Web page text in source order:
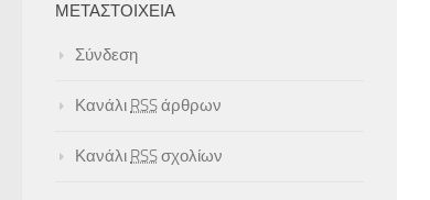
ΜΕΤΑΣΤΟΙΧΕΊΑ
Σύνδεση
Κανάλι RSSάρθρων
Κανάλι RSSσχολίων